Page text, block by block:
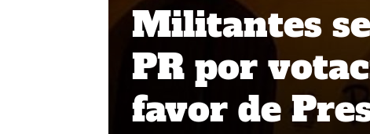
Militantes
PR por
favor de